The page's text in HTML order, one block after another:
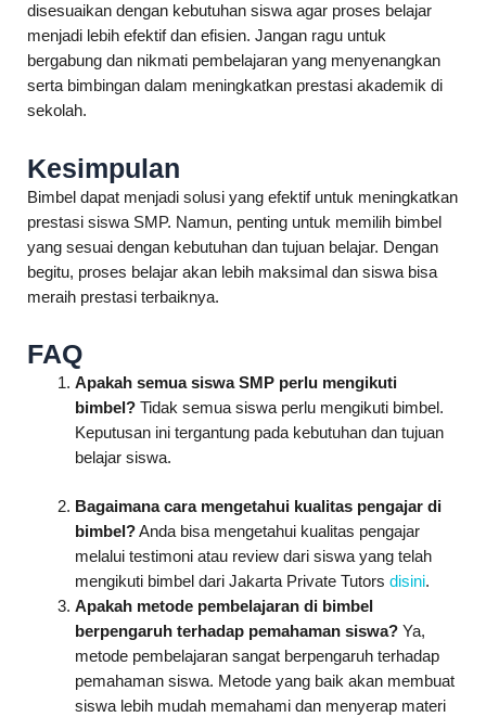
disesuaikan dengan kebutuhan siswa agar proses belajar
menjadi lebih efektif dan efisien. Jangan ragu untuk
bergabung dan nikmati pembelajaran yang menyenangkan
serta bimbingan dalam meningkatkan prestasi akademik di
sekolah.
Kesimpulan
Bimbel dapat menjadi solusi yang efektif untuk meningkatkan
prestasi siswa SMP. Namun, penting untuk memilih bimbel
yang sesuai dengan kebutuhan dan tujuan belajar. Dengan
begitu, proses belajar akan lebih maksimal dan siswa bisa
meraih prestasi terbaiknya.
FAQ
Apakah semua siswa SMP perlu mengikuti
bimbel?Tidak semua siswa perlu mengikuti bimbel.
Keputusan ini tergantung pada kebutuhan dan tujuan
belajar siswa.
Bagaimana cara mengetahui kualitas pengajar di
bimbel?Anda bisa mengetahui kualitas pengajar
melalui testimoni atau review dari siswa yang telah
mengikuti bimbel dari Jakarta Private Tutors disini.
Apakah metode pembelajaran di bimbel
berpengaruh terhadap pemahaman siswa?Ya,
metode pembelajaran sangat berpengaruh terhadap
pemahaman siswa. Metode yang baik akan membuat
siswa lebih mudah memahami dan menyerap materi